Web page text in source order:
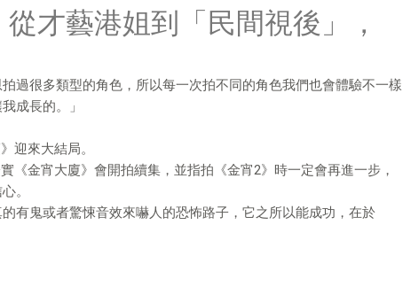
才藝港姐到「民間視後」，
過很多類型的角色，所以每一次拍不同的角色我們也會體驗不一樣
成長的。」
迎來大結局。
《金宵大廈》會開拍續集，並指拍《金宵2》時一定會再進一步，
。
有鬼或者驚悚音效來嚇人的恐怖路子，它之所以能成功，在於